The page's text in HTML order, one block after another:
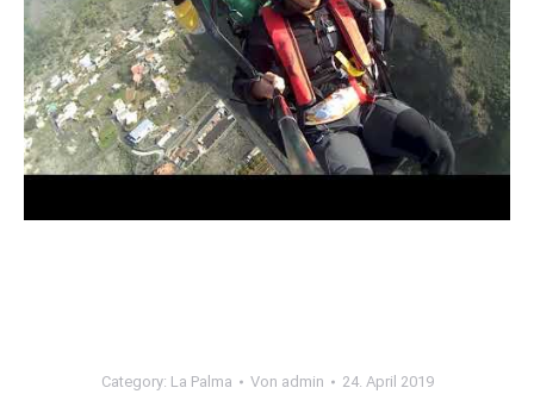
Category: La Palma Von admin 24. April 2019